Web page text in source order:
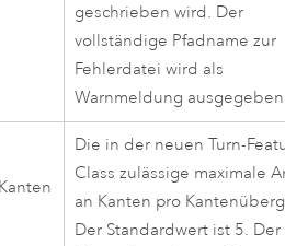
geschrieben wird. Der
vollständige Pfadname zur
Fehlerdatei wird als
Warnmeldung
Die in der neuen Turn-
Class zulässige maximale
an Kanten pro
Der Standardwert ist 5. Der